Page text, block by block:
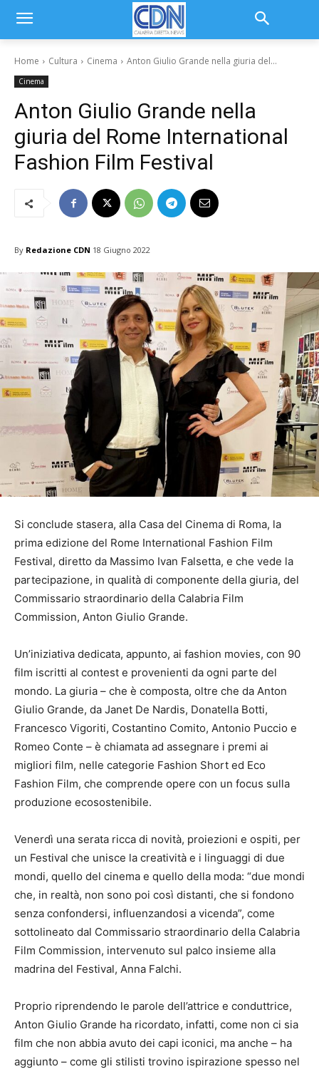
Home Cultura Cinema Anton Giulio Grande nella giuria del...
Cinema
Anton Giulio Grande nella
giuria del Rome International
Fashion Film Festival
By Redazione CDN 18 Giugno 2022
Si conclude stasera, alla Casa del Cinema di Roma, la
prima edizione del Rome International Fashion Film
Festival, diretto da Massimo Ivan Falsetta, e che vede la
partecipazione, in qualità di componente della giuria, del
Commissario straordinario della Calabria Film
Commission, Anton Giulio Grande.
Un’iniziativa dedicata, appunto, ai fashion movies, con 90
film iscritti al contest e provenienti da ogni parte del
mondo. La giuria – che è composta, oltre che da Anton
Giulio Grande, da Janet De Nardis, Donatella Botti,
Francesco Vigoriti, Costantino Comito, Antonio Puccio e
Romeo Conte – è chiamata ad assegnare i premi ai
migliori film, nelle categorie Fashion Short ed Eco
Fashion Film, che comprende opere con un focus sulla
produzione ecosostenibile.
Venerdì una serata ricca di novità, proiezioni e ospiti, per
un Festival che unisce la creatività e i linguaggi di due
mondi, quello del cinema e quello della moda: “due mondi
che, in realtà, non sono poi così distanti, che si fondono
senza confondersi, influenzandosi a vicenda”, come
sottolineato dal Commissario straordinario della Calabria
Film Commission, intervenuto sul palco insieme alla
madrina del Festival, Anna Falchi.
Proprio riprendendo le parole dell’attrice e conduttrice,
Anton Giulio Grande ha ricordato, infatti, come non ci sia
film che non abbia avuto dei capi iconici, ma anche – ha
aggiunto – come gli stilisti trovino ispirazione spesso nel